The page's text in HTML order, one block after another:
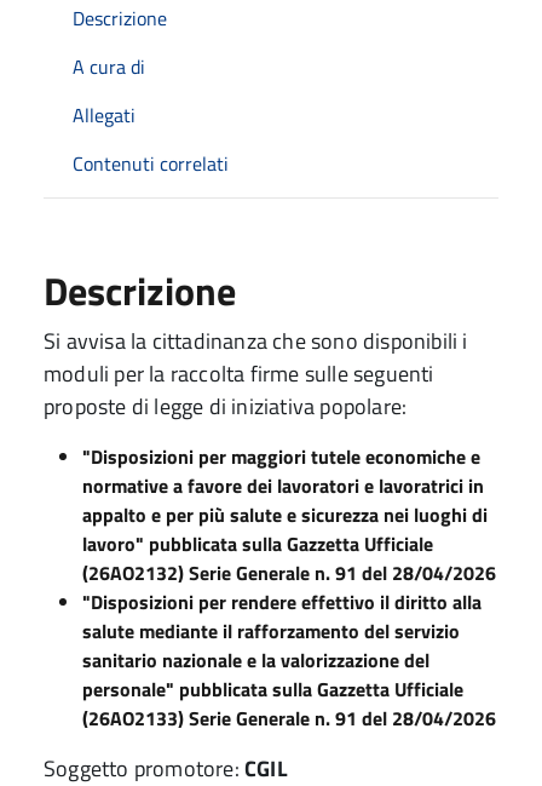
Descrizione
A cura di
Allegati
Contenuti correlati
Descrizione
Si avvisa la cittadinanza che sono disponibili i
moduli per la raccolta firme sulle seguenti
proposte di legge di iniziativa popolare:
"Disposizioni per maggiori tutele economiche e
normative a favore dei lavoratori e lavoratrici in
appalto e per più salute e sicurezza nei luoghi di
lavoro" pubblicata sulla Gazzetta Ufficiale
(26AO2132) Serie Generale n. 91 del 28/04/2026
"Disposizioni per rendere effettivo il diritto alla
salute mediante il rafforzamento del servizio
sanitario nazionale e la valorizzazione del
personale" pubblicata sulla Gazzetta Ufficiale
(26AO2133) Serie Generale n. 91 del 28/04/2026
Soggetto promotore:CGIL